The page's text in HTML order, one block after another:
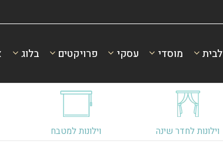
לבית מוסדי עסקי פרויקטים בלוג
וילונות לחדר שינה וילונות למטבח